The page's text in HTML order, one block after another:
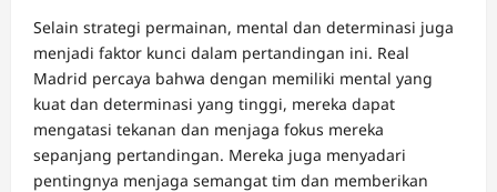
Selain strategi permainan, mental dan determinasi juga
menjadi faktor kunci dalam pertandingan ini. Real
Madrid percaya bahwa dengan memiliki mental yang
kuat dan determinasi yang tinggi, mereka dapat
mengatasi tekanan dan menjaga fokus mereka
sepanjang pertandingan. Mereka juga menyadari
pentingnya menjaga semangat tim dan memberikan